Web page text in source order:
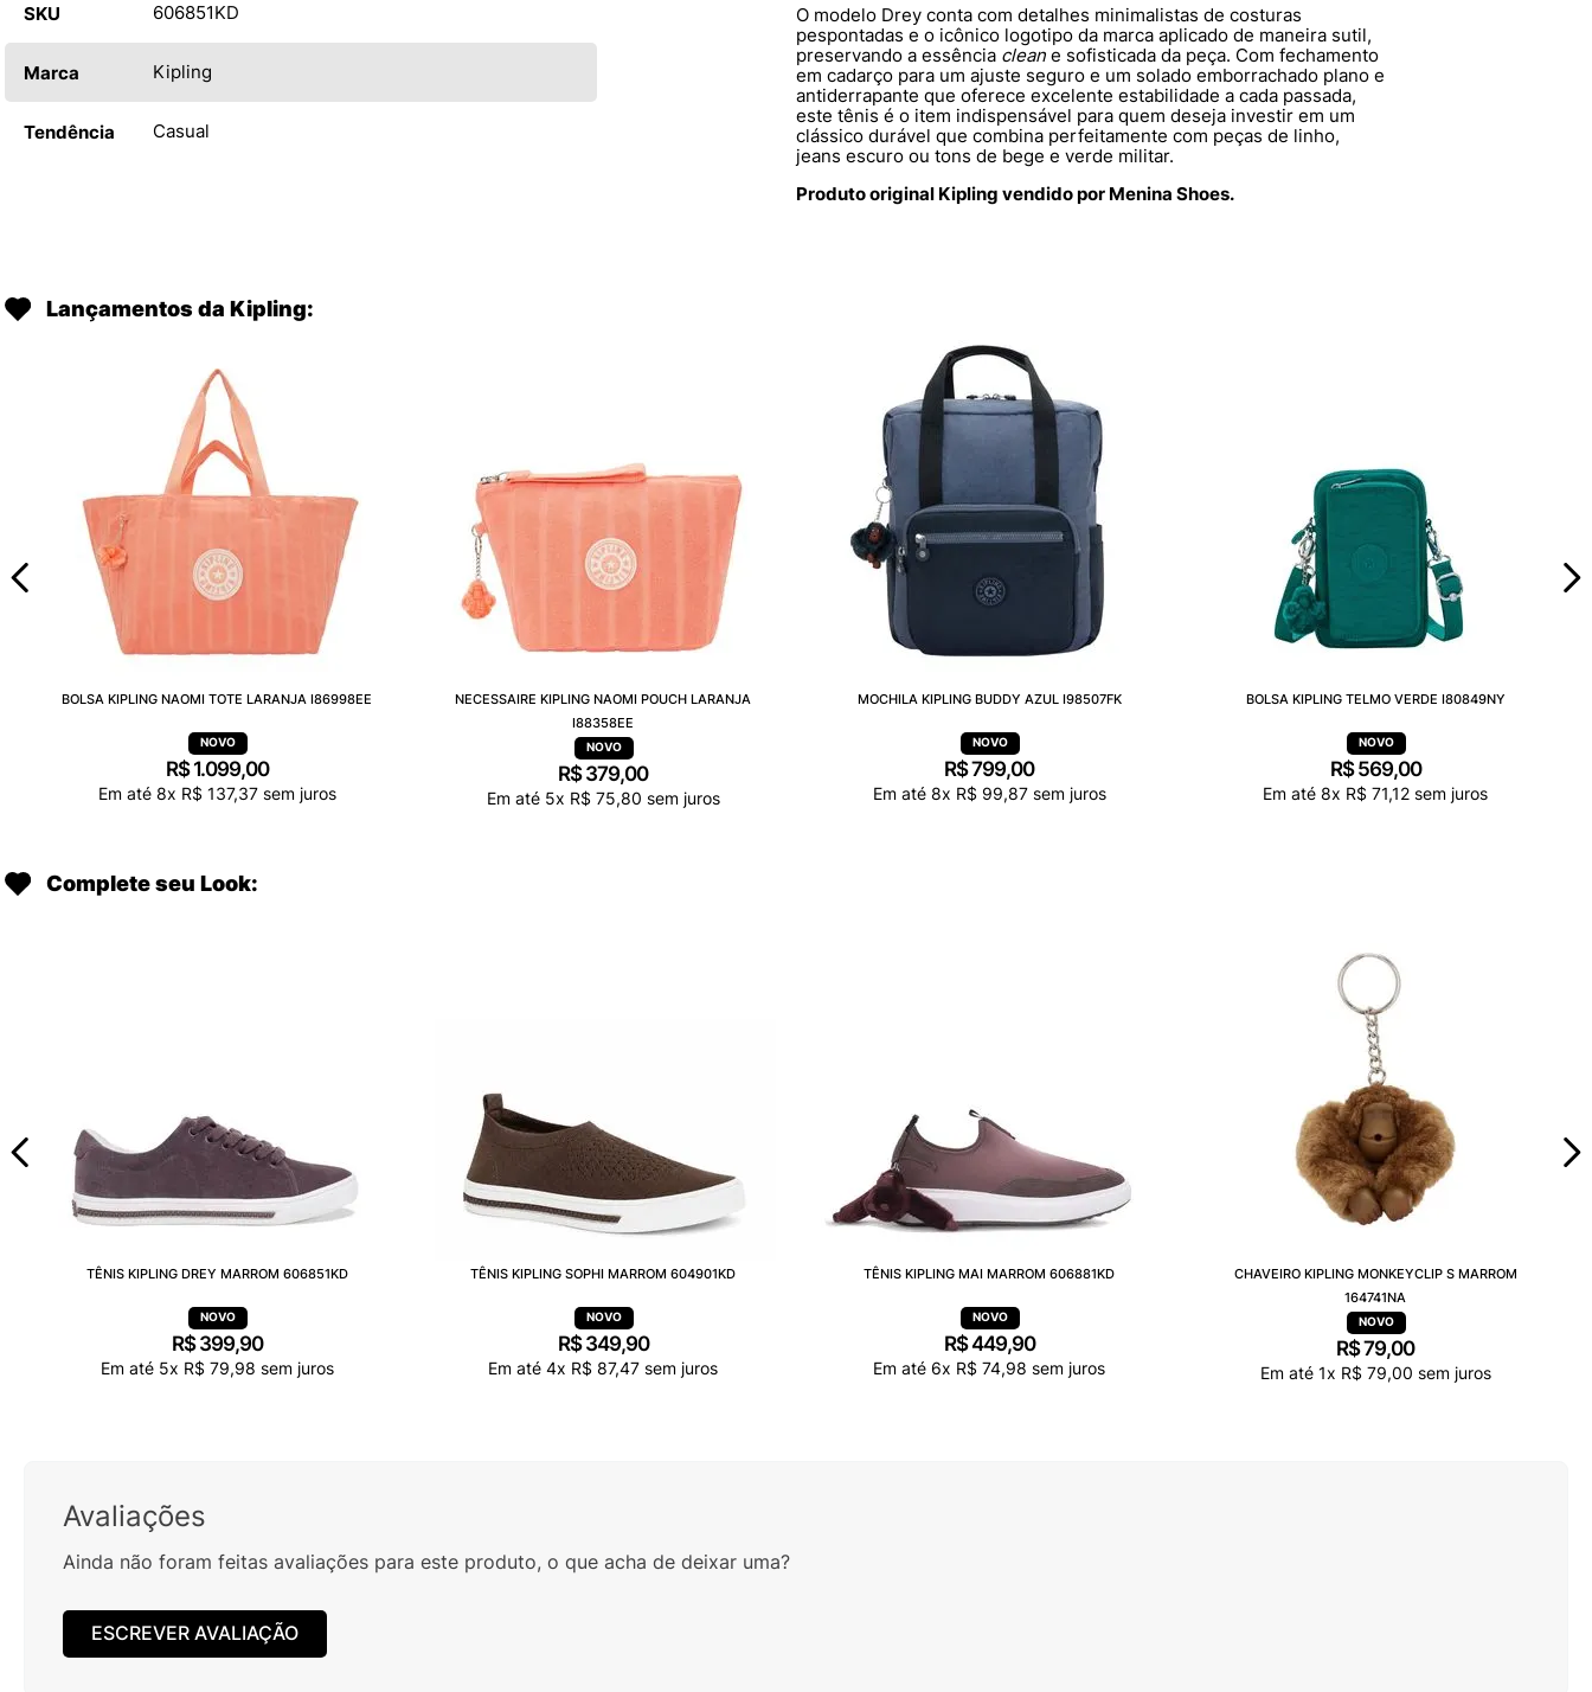
SKU 606851KD
Marca Kipling
Tendência Casual
O modelo Drey conta com detalhes minimalistas de costuras
pespontadas e o icônico logotipo da marca aplicado de maneira sutil,
preservando a essência clean e sofisticada da peça. Com fechamento
em cadarço para um ajuste seguro e um solado emborrachado plano e
antiderrapante que oferece excelente estabilidade a cada passada,
este tênis é o item indispensável para quem deseja investir em um
clássico durável que combina perfeitamente com peças de linho,
jeans escuro ou tons de bege e verde militar.
Produto original Kipling vendido por Menina Shoes.
Lançamentos da Kipling:
BOLSA KIPLING NAOMI TOTE LARANJA I86998EE
R$ 1.099,00
Em até 8x R$ 137,37sem juros
NECESSAIRE KIPLING NAOMI POUCH LARANJA
I88358EE
R$ 379,00
Em até 5x R$ 75,80 sem juros
MOCHILA KIPLING BUDDY AZUL I98507FK
R$799,00
Em até 8x R$ 99,87sem juros
BOLSA KIPLING TELMO VERDE I80849NY
R$ 569,00
Em até 8x R$ 71,12 sem juros
Complete seu Look:
TÊNIS KIPLING DREY MARROM 606851KD
R$ 399,90
Em até 5x R$ 79,98 sem juros
TÊNIS KIPLING SOPHI MARROM 604901KD
R$ 349,90
Em até 4x R$ 87,47 sem juros
TÊNIS KIPLING MAI MARROM 606881KD
R$449,90
Em até 6x R$ 74,98 sem juros
CHAVEIRO KIPLING MONKEYCLIP S MARROM
164741NA
R$79,00
Em até 1x R$ 79,00 sem juros
Avaliações
Ainda não foram feitas avaliações para este produto, o que acha de deixar uma?
ESCREVER AVALIAÇÃO